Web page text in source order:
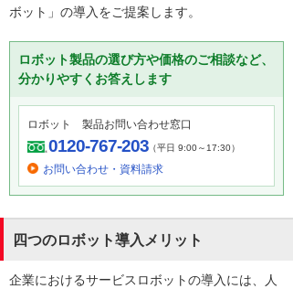
ボット」の導入をご提案します。
ロボット製品の選び方や価格のご相談など、
分かりやすくお答えします
ロボット 製品お問い合わせ窓口
0120-767-203（平日 9:00～17:30）
お問い合わせ・資料請求
四つのロボット導入メリット
企業におけるサービスロボットの導入には、人